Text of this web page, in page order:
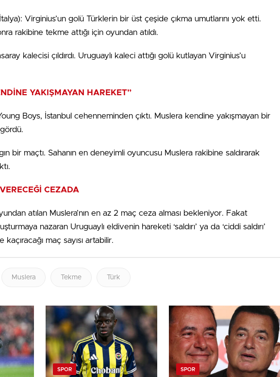
Virginius’un golü Türklerin bir üst çeşide çıkma umutlarını yok etti.
rakibine tekme attığı için oyundan atıldı.
kalecisi çıldırdı. Uruguaylı kaleci attığı golü kutlayan Virginius’u
YAKIŞMAYAN HAREKET”
Boys, İstanbul cehenneminden çıktı. Muslera kendine yakışmayan bir
bir maçtı. Sahanın en deneyimli oyuncusu Muslera rakibine saldırarak
CEZADA
atılan Muslera’nın en az 2 maç ceza alması bekleniyor. Fakat
nazaran Uruguaylı eldivenin hareketi ‘saldırı’ ya da ‘ciddi saldırı’
maç sayısı artabilir.
Muslera Tekme Türk
SPOR SPOR